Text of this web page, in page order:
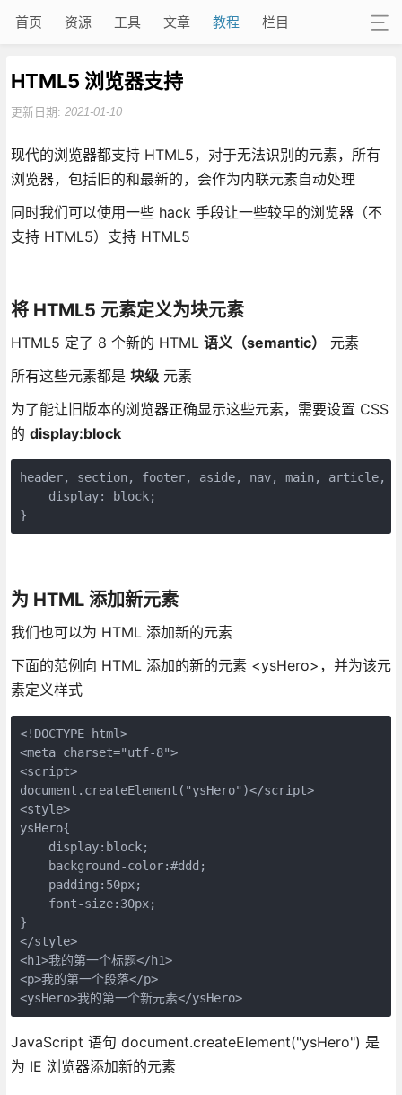
首页 资源 工具 文章 教程 栏目
HTML5 浏览器支持
更新日期: 2021-01-10
现代的浏览器都支持 HTML5，对于无法识别的元素，所有
浏览器，包括旧的和最新的，会作为内联元素自动处理
同时我们可以使用一些 hack 手段让一些较早的浏览器（不
支持 HTML5）支持 HTML5
将 HTML5 元素定义为块元素
HTML5 定了 8 个新的 HTML 语义（semantic）
元素
所有这些元素都是 块级元素
为了能让旧版本的浏览器正确显示这些元素，需要设置 CSS
的 display:block
header, section, footer, aside, nav, main, article,
    display: block;
}
为 HTML 添加新元素
我们也可以为 HTML 添加新的元素
下面的范例向 HTML 添加的新的元素 <ysHero>，并为该元
素定义样式
<!DOCTYPE html>
<meta charset="utf-8">
<script>
document.createElement("ysHero")</script>
<style>
ysHero{
    display:block;
    background-color:#ddd;
    padding:50px;
    font-size:30px;
}
</style>
<h1>我的第一个标题</h1>
<p>我的第一个段落</p>
<ysHero>我的第一个新元素</ysHero>
JavaScript 语句 document.createElement("ysHero") 是
为 IE 浏览器添加新的元素